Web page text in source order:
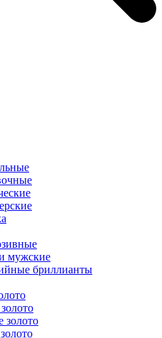
мужские
бриллианты
золото